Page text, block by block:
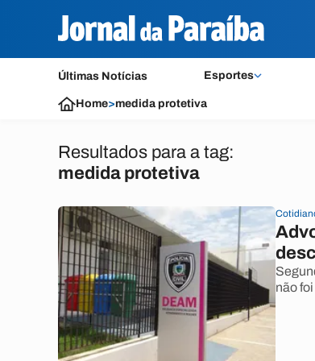
Últimas Notícias Esportes
Home>medida protetiva
Resultados para a tag:
medida protetiva
não